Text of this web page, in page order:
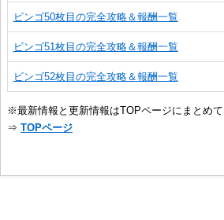
ビンゴ50枚目の完全攻略＆報酬一覧
ビンゴ51枚目の完全攻略＆報酬一覧
ビンゴ52枚目の完全攻略＆報酬一覧
※最新情報と更新情報はTOPページにまとめて
⇒ TOPページ